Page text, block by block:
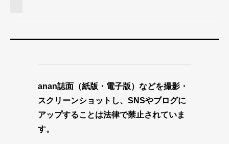
anan誌面（紙版・電子版）などを撮影・
スクリーンショットし、SNSやブログに
アップすることは法律で禁止されていま
す。